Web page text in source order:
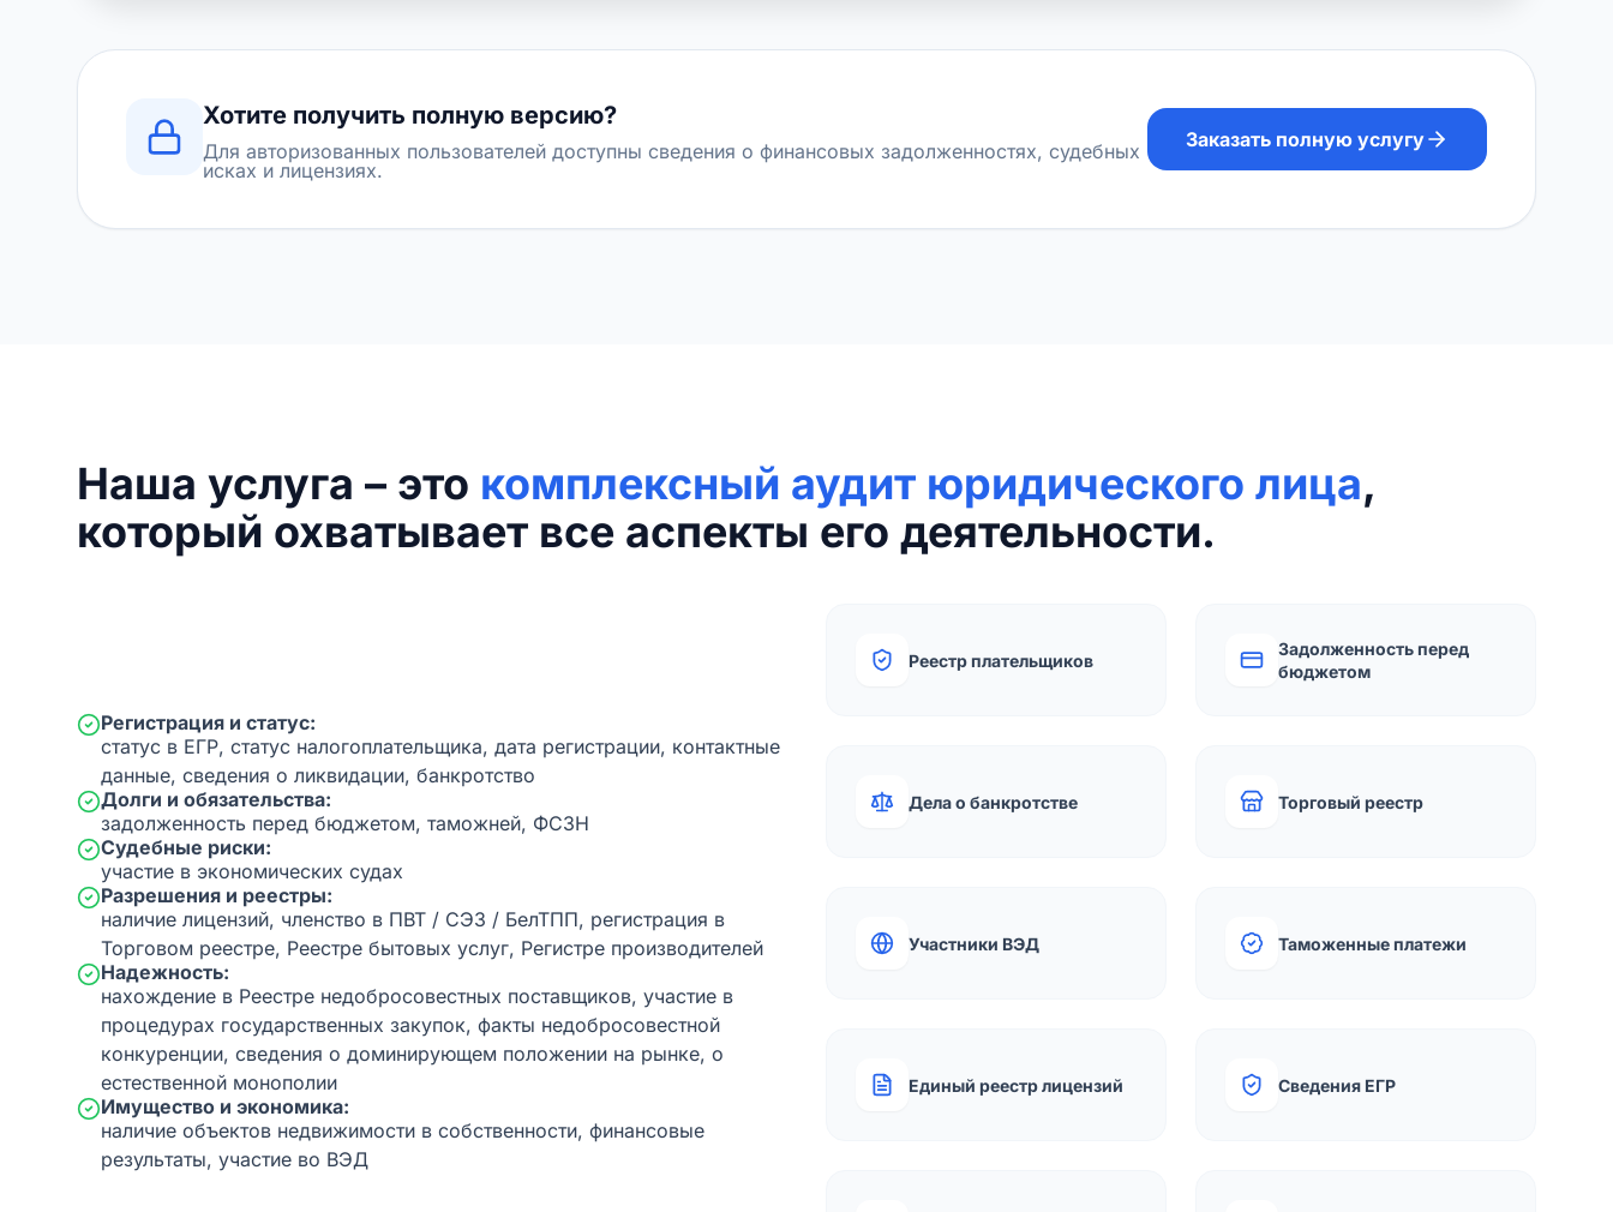
Хотите получить полную версию?
Для авторизованных пользователей доступны сведения о финансовых задолженностях, судебных
исках и лицензиях.
Заказать полную услугу
Наша услуга – это комплексный аудит юридического лица,
который охватывает все аспекты его деятельности.
Регистрация и статус:
статус в ЕГР, статус налогоплательщика, дата регистрации, контактные
данные, сведения о ликвидации, банкротство
Долги и обязательства:
задолженность перед бюджетом, таможней, ФСЗН
Судебные риски:
участие в экономических судах
Разрешения и реестры:
наличие лицензий, членство в ПВТ / СЭЗ / БелТПП, регистрация в
Торговом реестре, Реестре бытовых услуг, Регистре производителей
Надежность:
нахождение в Реестре недобросовестных поставщиков, участие в
процедурах государственных закупок, факты недобросовестной
конкуренции, сведения о доминирующем положении на рынке, о
естественной монополии
Имущество и экономика:
наличие объектов недвижимости в собственности, финансовые
результаты, участие во ВЭД
Реестр плательщиков
Задолженность перед
бюджетом
Дела о банкротстве Торговый реестр
Участники ВЭД Таможенные платежи
Единый реестр лицензий Сведения ЕГР